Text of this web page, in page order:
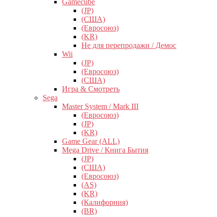
Gamecube
(JP)
(США)
(Евросоюз)
(KR)
Не для перепродажи / Демос
Wii
(JP)
(Евросоюз)
(США)
Игра & Смотреть
Sega
Master System / Mark III
(Евросоюз)
(JP)
(KR)
Game Gear (ALL)
Mega Drive / Книга Бытия
(JP)
(США)
(Евросоюз)
(AS)
(KR)
(Калифорния)
(BR)